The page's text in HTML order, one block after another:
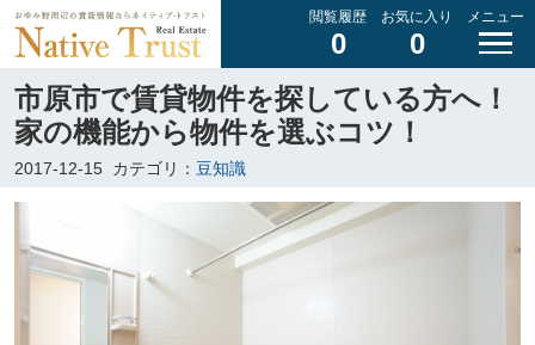
閲覧履歴
0
お気に入り
0
メニュー
市原市で賃貸物件を探している方へ！
家の機能から物件を選ぶコツ！
2017-12-15 カテゴリ： 豆知識